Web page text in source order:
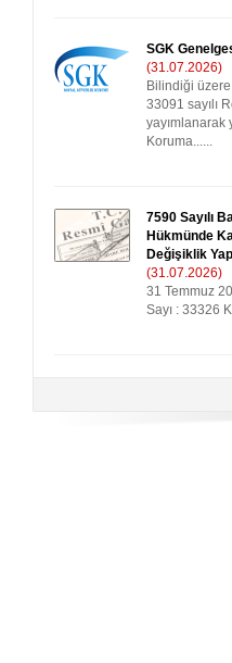
SGK
(31.07.2026)
Bilindiği
33091 sayılı
yayımlanarak
Koruma......
7590 Sayılı
Hükmünde
Değişiklik
(31.07.2026)
31 Temmuz
Sayı : 33326